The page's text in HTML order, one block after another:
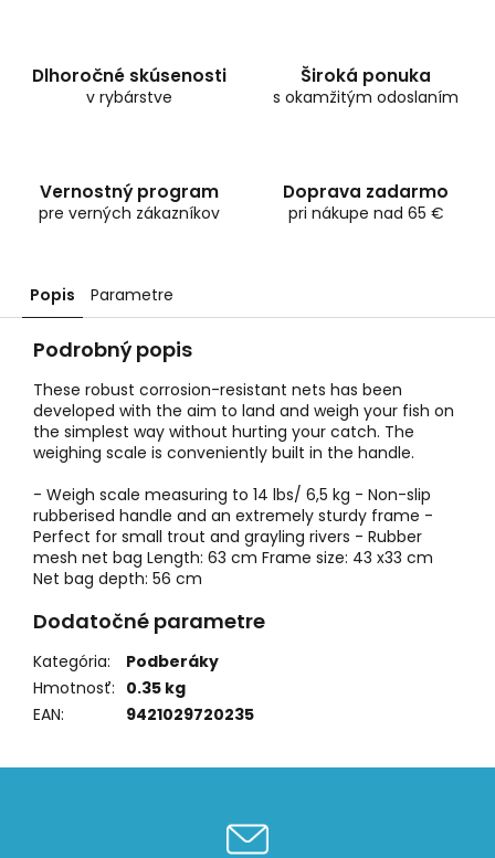
Dlhoročné skúsenosti
v rybárstve
Široká ponuka
s okamžitým odoslaním
Vernostný program
pre verných zákazníkov
Doprava zadarmo
pri nákupe nad 65 €
Popis Parametre
Podrobný popis
These robust corrosion-resistant nets has been
developed with the aim to land and weigh your fish on
the simplest way without hurting your catch. The
weighing scale is conveniently built in the handle.
- Weigh scale measuring to 14 lbs/ 6,5 kg - Non-slip
rubberised handle and an extremely sturdy frame -
Perfect for small trout and grayling rivers - Rubber
mesh net bag Length: 63 cm Frame size: 43 x33 cm
Net bag depth: 56 cm
Dodatočné parametre
Kategória:
Podberáky
Hmotnosť: 0.35 kg
EAN: 9421029720235